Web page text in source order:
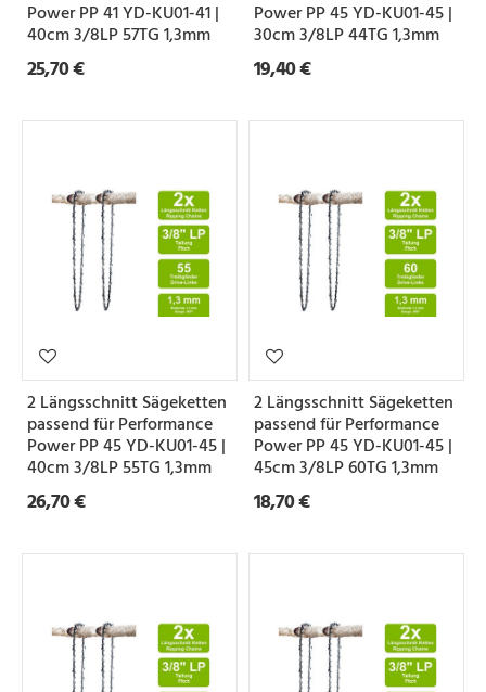
Power PP 41 YD-KU01-41 |
40cm 3/8LP 57TG 1,3mm
25,70 €
Power PP 45 YD-KU01-45 |
30cm 3/8LP 44TG 1,3mm
19,40 €
2 Längsschnitt Sägeketten
passend für Performance
Power PP 45 YD-KU01-45 |
40cm 3/8LP 55TG 1,3mm
26,70 €
2 Längsschnitt Sägeketten
passend für Performance
Power PP 45 YD-KU01-45 |
45cm 3/8LP 60TG 1,3mm
18,70 €